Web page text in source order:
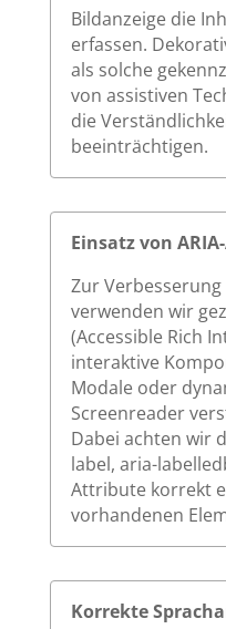
Bildanzeige die
erfassen.
als solche
von assistiven
die
beeinträchtigen.
Einsatz von
Zur
verwenden wir
(Accessible Rich
interaktive
Modale oder
Screenreader
Dabei achten wir
label, aria-
Attribute korrekt
vorhandenen
Korrekte